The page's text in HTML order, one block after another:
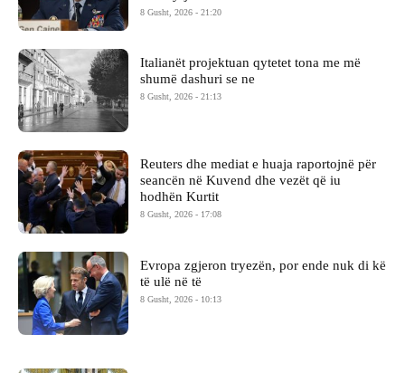
8 Gusht, 2026 - 21:20
Italianët projektuan qytetet tona me më
shumë dashuri se ne
8 Gusht, 2026 - 21:13
Reuters dhe mediat e huaja raportojnë për
seancën në Kuvend dhe vezët që iu
hodhën Kurtit
8 Gusht, 2026 - 17:08
Evropa zgjeron tryezën, por ende nuk di kë
të ulë në të
8 Gusht, 2026 - 10:13